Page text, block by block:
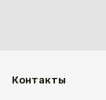
Контакты